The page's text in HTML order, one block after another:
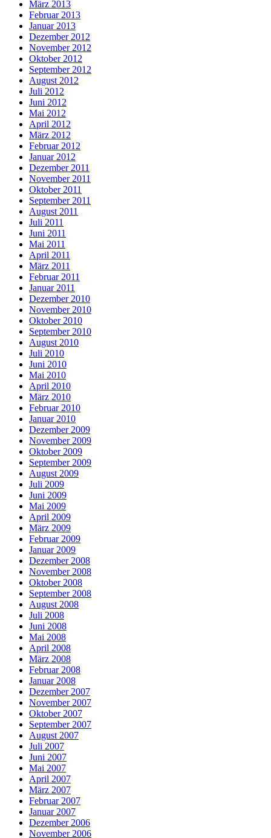
März 2013
Februar 2013
Januar 2013
Dezember 2012
November 2012
Oktober 2012
September 2012
August 2012
Juli 2012
Juni 2012
Mai 2012
April 2012
März 2012
Februar 2012
Januar 2012
Dezember 2011
November 2011
Oktober 2011
September 2011
August 2011
Juli 2011
Juni 2011
Mai 2011
April 2011
März 2011
Februar 2011
Januar 2011
Dezember 2010
November 2010
Oktober 2010
September 2010
August 2010
Juli 2010
Juni 2010
Mai 2010
April 2010
März 2010
Februar 2010
Januar 2010
Dezember 2009
November 2009
Oktober 2009
September 2009
August 2009
Juli 2009
Juni 2009
Mai 2009
April 2009
März 2009
Februar 2009
Januar 2009
Dezember 2008
November 2008
Oktober 2008
September 2008
August 2008
Juli 2008
Juni 2008
Mai 2008
April 2008
März 2008
Februar 2008
Januar 2008
Dezember 2007
November 2007
Oktober 2007
September 2007
August 2007
Juli 2007
Juni 2007
Mai 2007
April 2007
März 2007
Februar 2007
Januar 2007
Dezember 2006
November 2006